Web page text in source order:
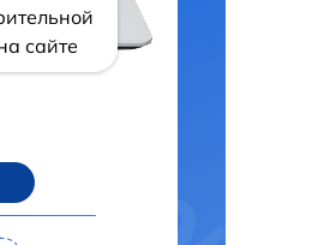
сайте